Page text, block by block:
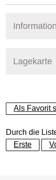
Lagekarte
+
−
Als Favorit
Durch die
Erste